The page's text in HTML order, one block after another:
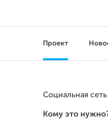
Проект
Социальная сеть
Кому это